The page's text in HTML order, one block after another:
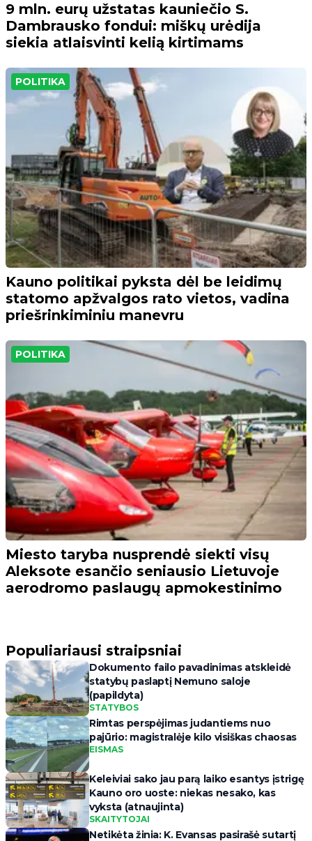
9 mln. eurų užstatas kauniečio S.
Dambrausko fondui: miškų urėdija
siekia atlaisvinti kelią kirtimams
POLITIKA
Kauno politikai pyksta dėl be leidimų
statomo apžvalgos rato vietos, vadina
priešrinkiminiu manevru
POLITIKA
Miesto taryba nusprendė siekti visų
Aleksote esančio seniausio Lietuvoje
aerodromo paslaugų apmokestinimo
Populiariausi straipsniai
Dokumento failo pavadinimas atskleidė
statybų paslaptį Nemuno saloje
(papildyta)
STATYBOS
Rimtas perspėjimas judantiems nuo
pajūrio: magistralėje kilo visiškas chaosas
EISMAS
Keleiviai sako jau parą laiko esantys įstrigę
Kauno oro uoste: niekas nesako, kas
vyksta (atnaujinta)
SKAITYTOJAI
Netikėta žinia: K. Evansas pasirašė sutartį